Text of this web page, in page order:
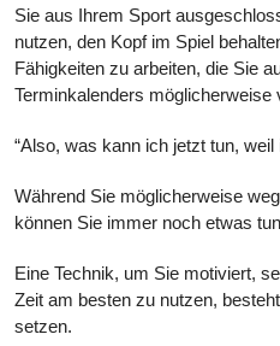
Sie aus Ihrem Sport
nutzen, den Kopf im Spiel
Fähigkeiten zu arbeiten, die Sie
Terminkalenders möglicherweise
“Also, was kann ich jetzt tun,
Während Sie möglicherweise
können Sie immer noch etwas
Eine Technik, um Sie motiviert,
Zeit am besten zu nutzen,
setzen.